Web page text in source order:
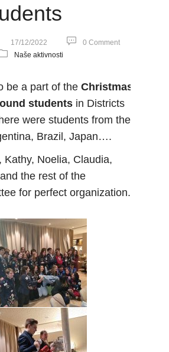
17/12/2022
0 Comment
Naše aktivnosti
be a part of the Christmas
students in Districts
were students from the
Brazil, Japan….
Kathy, Noelia, Claudia,
the rest of the
for perfect organization.